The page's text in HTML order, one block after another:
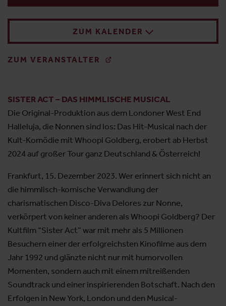
ZUM KALENDER
ZUM VERANSTALTER
SISTER ACT – DAS HIMMLISCHE MUSICAL
Die Original-Produktion aus dem Londoner West End
Halleluja, die Nonnen sind los: Das Hit-Musical nach der
Kult-Komödie mit Whoopi Goldberg, erobert ab Herbst
2024 auf großer Tour ganz Deutschland & Österreich!
Frankfurt, 15. Dezember 2023. Wer erinnert sich nicht an
die himmlisch-komische Verwandlung der
charismatischen Disco-Diva Delores zur Nonne,
verkörpert von keiner anderen als Whoopi Goldberg? Der
Kultfilm “Sister Act” war mit mehr als 5 Millionen
Besuchern einer der erfolgreichsten Kinofilme aus dem
Jahr 1992 und glänzte nicht nur mit humorvollen
Momenten, sondern auch mit einem mitreißenden
Soundtrack und einer inspirierenden Botschaft. Nach den
Erfolgen in New York, London und den Musical-